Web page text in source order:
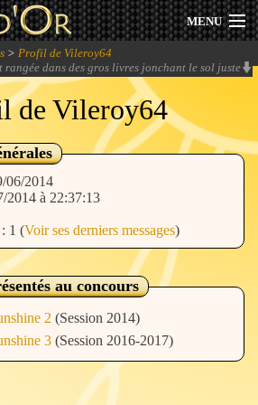
MENU
> Profil de Vileroy64
rangée dans des gros livres jonchant le sol juste
? Les gardes oh, respectez-vous !
de Vileroy64
06/2014
2014 à 22:37:13
Nombre de messages : 1 (Voir ses derniers messages)
au concours
2 (Session 2014)
3 (Session 2016-2017)